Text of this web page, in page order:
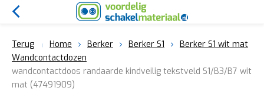
Terug Home Berker Berker S1
Berker S1 wit mat
Wandcontactdozen
wandcontactdoos randaarde kindveilig tekstveld S1/B3/B7 wit
mat (47491909)